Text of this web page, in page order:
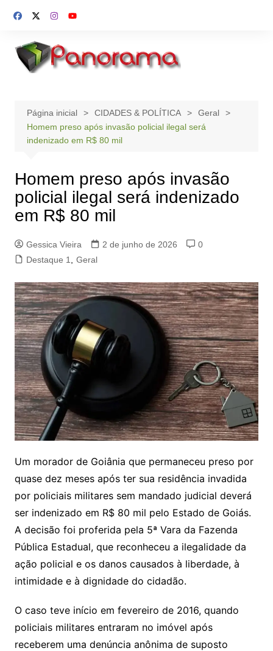
para
conteúdo
Página inicial CIDADES & POLÍTICA
Geral
Homem preso após invasão policial ilegal será
indenizado em R$ 80 mil
Homem preso após invasão
policial ilegal será indenizado
em R$ 80 mil
Gessica Vieira 2 de junho de 2026
0
Destaque 1
Geral
Um morador de Goiânia que permaneceu preso por
quase dez meses após ter sua residência invadida
por policiais militares sem mandado judicial deverá
ser indenizado em R$ 80 mil pelo Estado de Goiás.
A decisão foi proferida pela 5ª Vara da Fazenda
Pública Estadual, que reconheceu a ilegalidade da
ação policial e os danos causados à liberdade, à
intimidade e à dignidade do cidadão.
O caso teve início em fevereiro de 2016, quando
policiais militares entraram no imóvel após
receberem uma denúncia anônima de suposto